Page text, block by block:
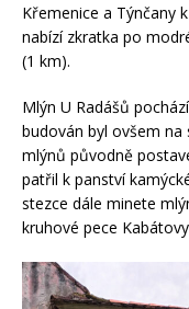
Křemenice a Týnčany
nabízí zkratka po
(1 km).
Mlýn U Radášů
budován byl ovšem na
mlýnů původně
patřil k panství
stezce dále minete
kruhové pece